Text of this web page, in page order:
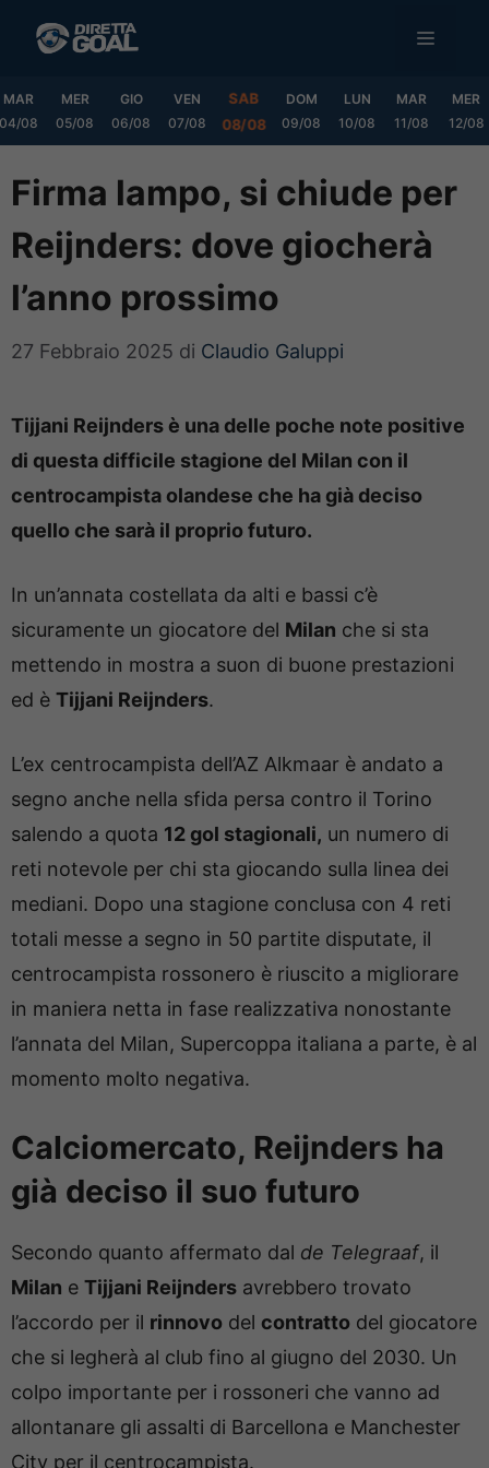
MENU
MAR
04/08
MER
05/08
GIO
06/08
VEN
07/08
SAB
08/08
DOM
09/08
LUN
10/08
MAR
11/08
MER
12/08
Firma lampo, si chiude per
Reijnders: dove giocherà
l’anno prossimo
27 Febbraio 2025 di Claudio Galuppi
Tijjani Reijnders è una delle poche note positive
di questa difficile stagione del Milan con il
centrocampista olandese che ha già deciso
quello che sarà il proprio futuro.
In un’annata costellata da alti e bassi c’è
sicuramente un giocatore del Milan che si sta
mettendo in mostra a suon di buone prestazioni
ed è Tijjani Reijnders.
L’ex centrocampista dell’AZ Alkmaar è andato a
segno anche nella sfida persa contro il Torino
salendo a quota 12 gol stagionali, un numero di
reti notevole per chi sta giocando sulla linea dei
mediani. Dopo una stagione conclusa con 4 reti
totali messe a segno in 50 partite disputate, il
centrocampista rossonero è riuscito a migliorare
in maniera netta in fase realizzativa nonostante
l’annata del Milan, Supercoppa italiana a parte, è al
momento molto negativa.
Calciomercato, Reijnders ha
già deciso il suo futuro
Secondo quanto affermato dal de Telegraaf, il
Milan e Tijjani Reijnders avrebbero trovato
l’accordo per il rinnovo del contratto del giocatore
che si legherà al club fino al giugno del 2030. Un
colpo importante per i rossoneri che vanno ad
allontanare gli assalti di Barcellona e Manchester
City per il centrocampista.